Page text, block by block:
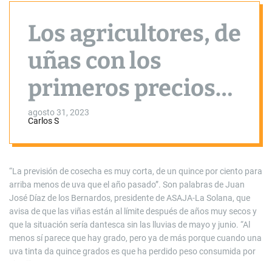
Los agricultores, de
uñas con los
primeros precios
en tablilla: “Hay
parcelas que
tendrían pérdidas”
agosto 31, 2023
Carlos S
“La previsión de cosecha es muy corta, de un quince por ciento para
arriba menos de uva que el año pasado”. Son palabras de Juan
José Díaz de los Bernardos, presidente de ASAJA-La Solana, que
avisa de que las viñas están al límite después de años muy secos y
que la situación sería dantesca sin las lluvias de mayo y junio. “Al
menos sí parece que hay grado, pero ya de más porque cuando una
uva tinta da quince grados es que ha perdido peso consumida por